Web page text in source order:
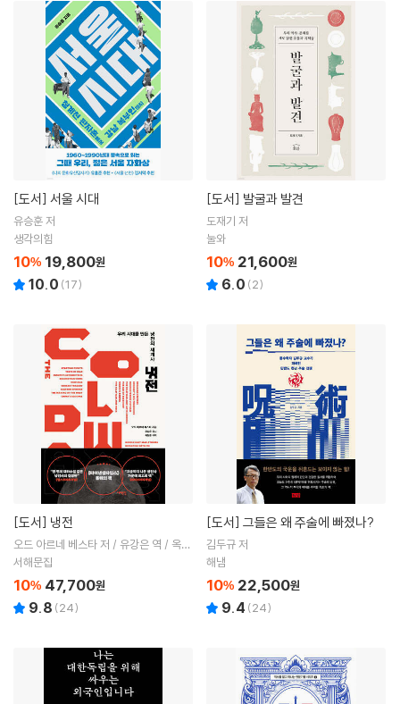
[도서] 서울 시대
유승훈 저
생각의힘
10% 19,800원
10.0 (17)
[도서] 발굴과 발견
도재기 저
눌와
10% 21,600원
6.0 (2)
[도서] 냉전
오드 아르네 베스타 저 / 유강은 역 / 옥창
준 해제
서해문집
10% 47,700원
9.8 (24)
[도서] 그들은 왜 주술에 빠졌나?
김두규 저
해냄
10% 22,500원
9.4 (24)